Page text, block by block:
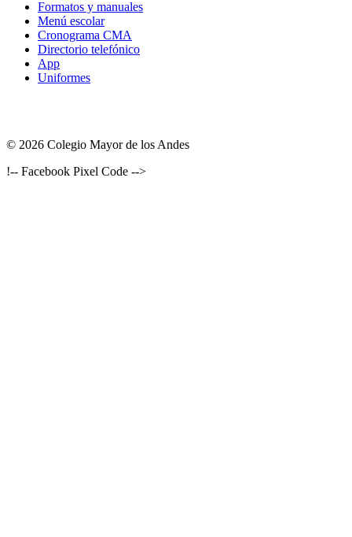
Formatos y manuales
Menú escolar
Cronograma CMA
Directorio telefónico
App
Uniformes
© 2026 Colegio Mayor de los Andes
!-- Facebook Pixel Code -->